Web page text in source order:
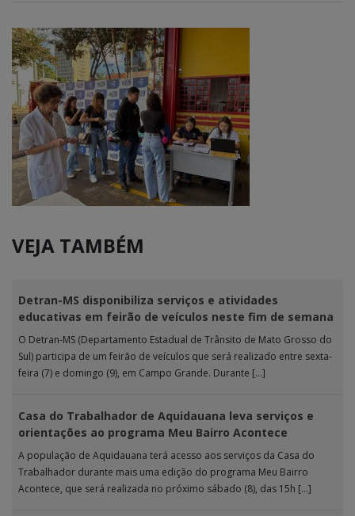
VEJA TAMBÉM
Detran-MS disponibiliza serviços e atividades
educativas em feirão de veículos neste fim de semana
O Detran-MS (Departamento Estadual de Trânsito de Mato Grosso do
Sul) participa de um feirão de veículos que será realizado entre sexta-
feira (7) e domingo (9), em Campo Grande. Durante […]
Casa do Trabalhador de Aquidauana leva serviços e
orientações ao programa Meu Bairro Acontece
A população de Aquidauana terá acesso aos serviços da Casa do
Trabalhador durante mais uma edição do programa Meu Bairro
Acontece, que será realizada no próximo sábado (8), das 15h […]